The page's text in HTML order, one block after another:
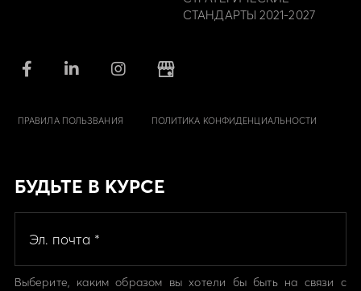
СТАНДАРТЫ 2021-2027
ПРАВИЛА ПОЛЬЗВАНИЯ ПОЛИТИКА КОНФИДЕНЦИАЛЬНОСТИ
БУДЬТЕ В КУРСЕ
Выберите, каким образом вы хотели бы быть на связи с